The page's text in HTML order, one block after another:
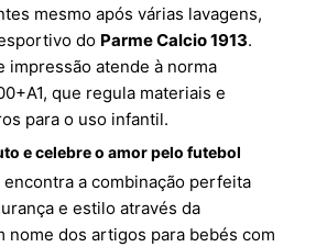
mesmo após várias lavagens,
do Parme Calcio 1913.
impressão atende à norma
que regula materiais e
para o uso infantil.
e celebre o amor pelo futebol
encontra a combinação perfeita
e estilo através da
nome dos artigos para bebés com